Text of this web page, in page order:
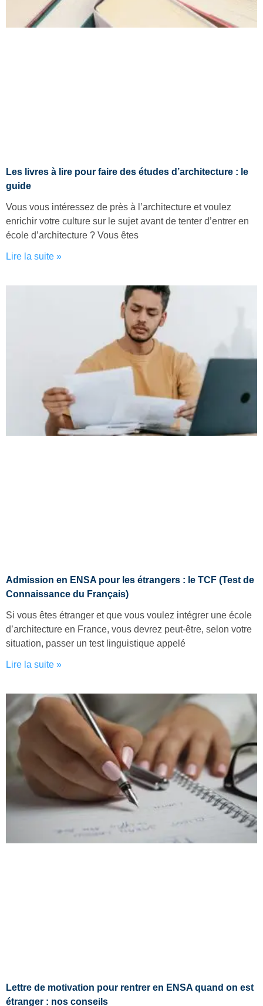
Les livres à lire pour faire des études d’architecture : le
guide
Vous vous intéressez de près à l’architecture et voulez
enrichir votre culture sur le sujet avant de tenter d’entrer en
école d’architecture ? Vous êtes
Lire la suite »
Admission en ENSA pour les étrangers : le TCF (Test de
Connaissance du Français)
Si vous êtes étranger et que vous voulez intégrer une école
d’architecture en France, vous devrez peut-être, selon votre
situation, passer un test linguistique appelé
Lire la suite »
Lettre de motivation pour rentrer en ENSA quand on est
étranger : nos conseils